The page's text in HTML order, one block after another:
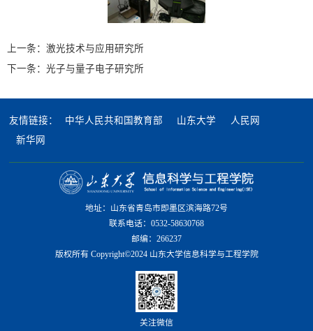
上一条： 激光技术与应用研究所
下一条： 光子与量子电子研究所
友情链接： 中华人民共和国教育部 山东大学
人民网
新华网
地址：山东省青岛市即墨区滨海路72号
联系电话：0532-58630768
邮编：266237
版权所有 Copyright©2024 山东大学信息科学与工程学院
关注微信